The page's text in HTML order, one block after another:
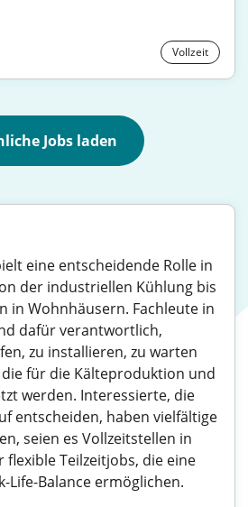
Vollzeit
Jobs laden
eine entscheidende Rolle in
der industriellen Kühlung bis
in Wohnhäusern. Fachleute in
dafür verantwortlich,
zu installieren, zu warten
für die Kälteproduktion und
werden. Interessierte, die
entscheiden, haben vielfältige
seien es Vollzeitstellen in
Teilzeitjobs, die eine
Life-Balance ermöglichen.